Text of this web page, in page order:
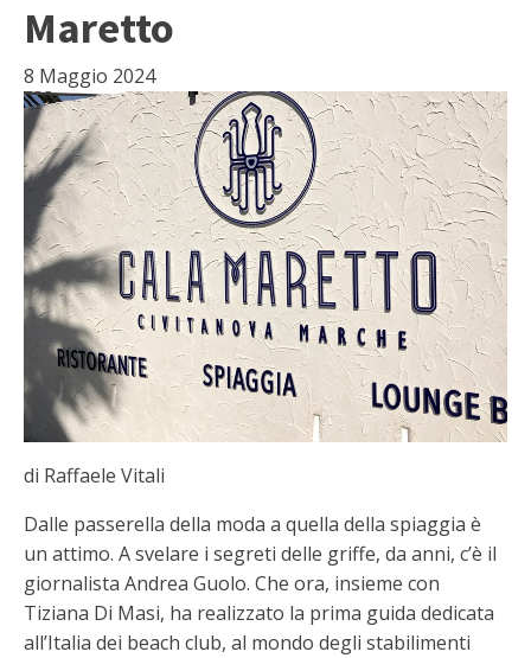
Maretto
8 Maggio 2024
di Raffaele Vitali
Dalle passerella della moda a quella della spiaggia è
un attimo. A svelare i segreti delle griffe, da anni, c’è il
giornalista Andrea Guolo. Che ora, insieme con
Tiziana Di Masi, ha realizzato la prima guida dedicata
all’Italia dei beach club, al mondo degli stabilimenti